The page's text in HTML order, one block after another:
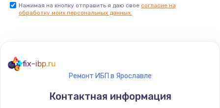
Нажимая на кнопку отправить я даю свое согласие на
обработку моих персональных данных.
fix-ibp.ru
Ремонт ИБП в Ярославле
Контактная информация